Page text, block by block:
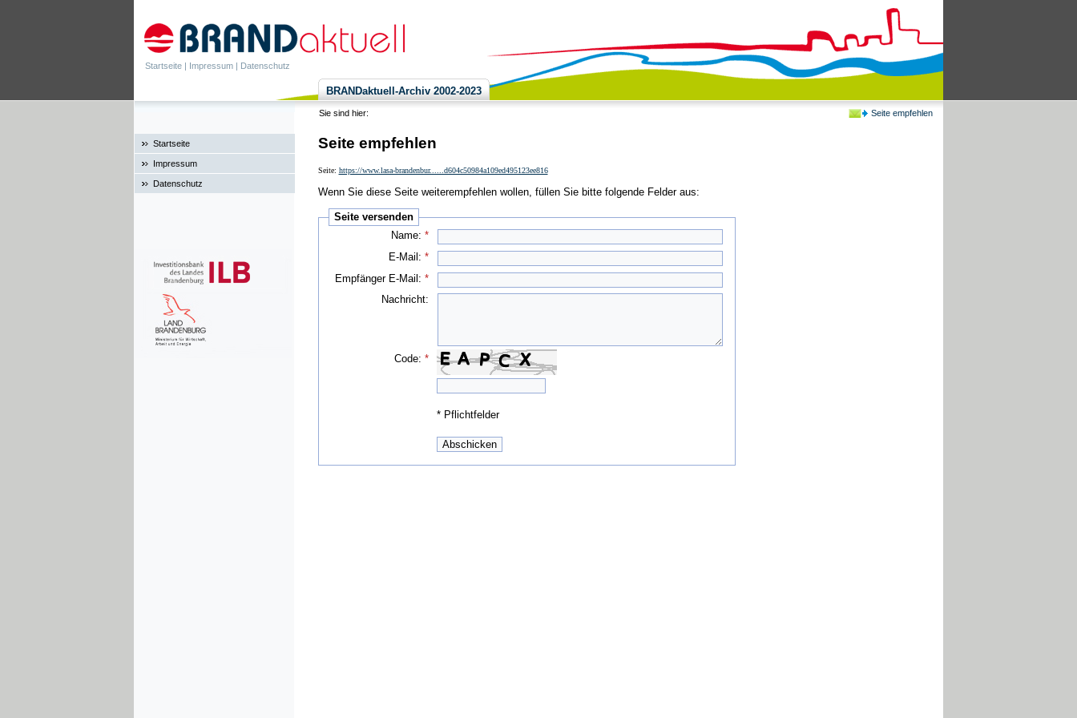
Startseite | Impressum | Datenschutz
Seite empfehlen
BRANDaktuell-Archiv 2002-2023
Sie sind hier:
Startseite
Impressum
Datenschutz
Seite empfehlen
Seite: https://www.lasa-brandenbur......d604c50984a109ed495123ee816
Wenn Sie diese Seite weiterempfehlen wollen, füllen Sie bitte folgende Felder aus:
Seite versenden
Name:*
E-Mail:*
Empfänger E-Mail:*
Nachricht:
Code:*
* Pflichtfelder